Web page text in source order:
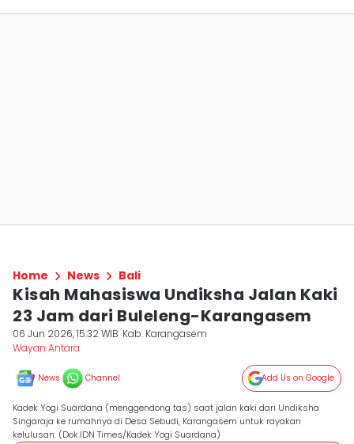
Home News Bali
Kisah Mahasiswa Undiksha Jalan Kaki
23 Jam dari Buleleng-Karangasem
06 Jun 2026, 15:32 WIB Kab. Karangasem
Wayan Antara
News Channel Add Us on Google
Kadek Yogi Suardana (menggendong tas) saat jalan kaki dari Undiksha
Singaraja ke rumahnya di Desa Sebudi, Karangasem untuk rayakan
kelulusan. (Dok.IDN Times/Kadek Yogi Suardana)